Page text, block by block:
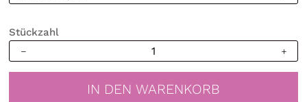
Stückzahl
Weihnachten
IN DEN WARENKORB